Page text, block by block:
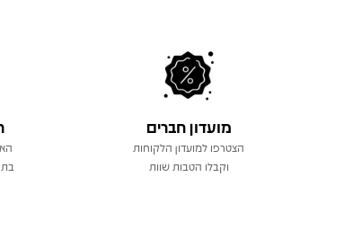
מועדון חברים
הצטרפו למועדון הלקוחות
וקבלו הטבות שוות